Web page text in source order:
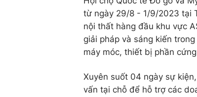
từ ngày 29/8 - 1/9/2023 tại
nội thất hàng đầu khu vực
giải pháp và sáng kiến
máy móc, thiết bị phần
Xuyên suốt 04 ngày sự
vấn tại chỗ để hỗ trợ các